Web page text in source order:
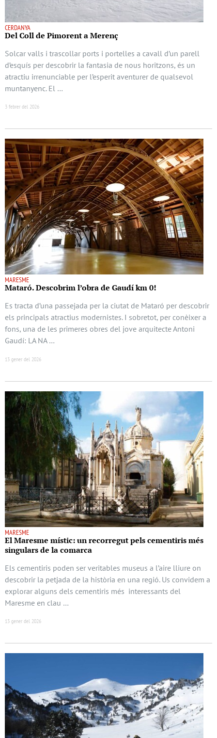
CERDANYA
Del Coll de Pimorent a Merenç
Solcar valls i trascollar ports i portelles a cavall d’un parell
d’esquís per descobrir la fantasia de nous horitzons, és un
atractiu irrenunciable per l’esperit aventurer de qualsevol
muntanyenc. El …
3 febrer del 2026
MARESME
Mataró. Descobrim l’obra de Gaudí km 0!
Es tracta d’una passejada per la ciutat de Mataró per descobrir
els principals atractius modernistes. I sobretot, per conèixer a
fons, una de les primeres obres del jove arquitecte Antoni
Gaudí: LA NA …
13 gener del 2026
MARESME
El Maresme místic: un recorregut pels cementiris més
singulars de la comarca
Els cementiris poden ser veritables museus a l’aire lliure on
descobrir la petjada de la història en una regió. Us convidem a
explorar alguns dels cementiris més interessants del
Maresme en clau …
13 gener del 2026